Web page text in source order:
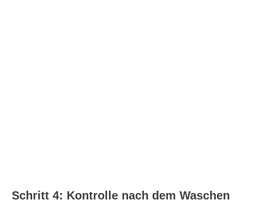
Schritt 4: Kontrolle nach dem Waschen